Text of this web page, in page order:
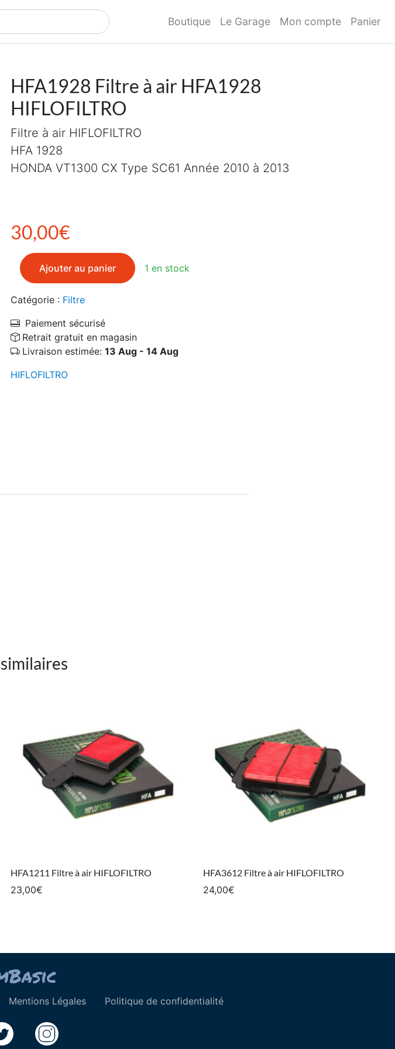
Boutique Le Garage Mon compte Panier
HFA1928 Filtre à air HFA1928
HIFLOFILTRO
30,00€
Filtre à air HIFLOFILTRO
HFA 1928
HONDA VT1300 CX Type SC61 Année 2010 à 2013
1 en stock
quantité de HFA1928 Filtre à air HFA1928 HIFLOFILTRO
Ajouter au panier
Catégorie : Filtre
Paiement sécurisé
Retrait gratuit en magasin
Livraison estimée: 13 Aug - 14 Aug
HIFLOFILTRO
HFA1211 Filtre à air HIFLOFILTRO
23,00€
HFA3612 Filtre à air HIFLOFILTRO
24,00€
Mentions Légales Politique de confidentialité